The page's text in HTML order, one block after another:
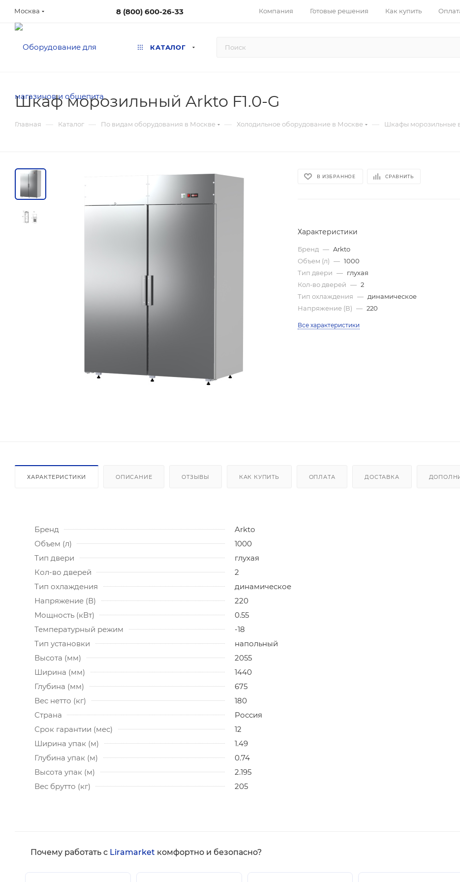
Москва 8 (800) 600-26-33 Компания Готовые решения Как купить
КАТАЛОГ
Шкаф морозильный Arkto F1.0-G
Главная — Каталог — По видам оборудования в Москве — Холодильное оборудование в Москве — Шкафы морозильные
В ИЗБРАННОЕ СРАВНИТЬ
Характеристики
Бренд — Arkto
Объем (л) — 1000
Тип двери — глухая
Кол-во дверей — 2
Тип охлаждения — динамическое
Напряжение (В) — 220
Все характеристики
ХАРАКТЕРИСТИКИ ОПИСАНИЕ ОТЗЫВЫ КАК КУПИТЬ ОПЛАТА ДОСТАВКА
Бренд
Arkto
Объем (л)
1000
Тип двери
глухая
Кол-во дверей
2
Тип охлаждения
динамическое
Напряжение (В)
220
Мощность (кВт)
0.55
Температурный режим
-18
Тип установки
напольный
Высота (мм)
2055
Ширина (мм)
1440
Глубина (мм)
675
Вес нетто (кг)
180
Страна
Россия
Срок гарантии (мес)
12
Ширина упак (м)
1.49
Глубина упак (м)
0.74
Высота упак (м)
2.195
Вес брутто (кг)
205
Почему работать с Liramarket комфортно и безопасно?